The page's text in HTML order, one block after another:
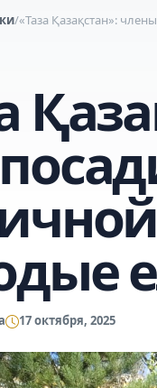
/«Таза Қазақстан»:
17 октября, 2025